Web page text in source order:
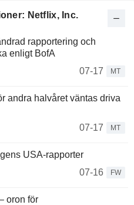
Netflix, Inc.
rapportering och
enligt BofA
07-17
MT
andra halvåret väntas driva
07-17
MT
USA-rapporter
07-16
FW
oron för